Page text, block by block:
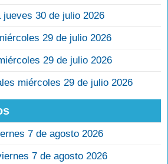
jueves 30 de julio 2026
29 de julio 2026
29 de julio 2026
miércoles 29 de julio 2026
7 de agosto 2026
7 de agosto 2026